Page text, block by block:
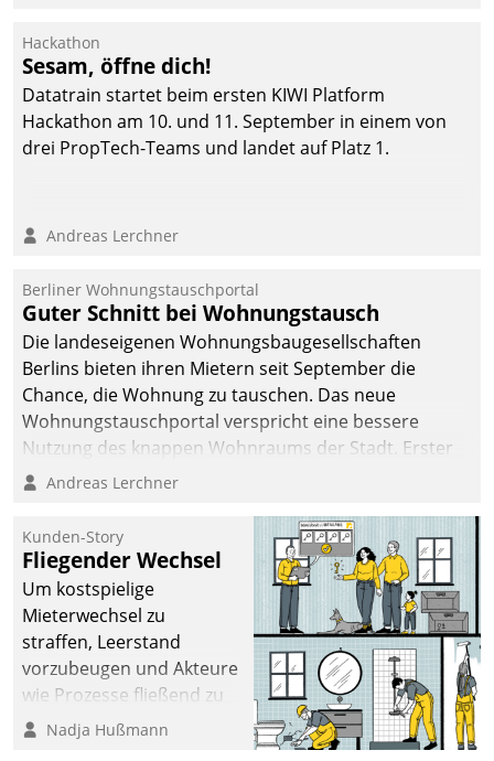
Hackathon
Sesam, öffne dich!
Datatrain startet beim ersten KIWI Platform
Hackathon am 10. und 11. September in einem von
drei PropTech-Teams und landet auf Platz 1.
Andreas Lerchner
Berliner Wohnungstauschportal
Guter Schnitt bei Wohnungstausch
Die landeseigenen Wohnungsbaugesellschaften
Berlins bieten ihren Mietern seit September die
Chance, die Wohnung zu tauschen. Das neue
Wohnungstauschportal verspricht eine bessere
Nutzung des knappen Wohnraums der Stadt. Erster
Anwendungsfall für Datatrains Lösung API-Hub mit
Unternehmen.
Andreas Lerchner
Kunden-Story
Fliegender Wechsel
Um kostspielige
Mieterwechsel zu
straffen, Leerstand
vorzubeugen und Akteure
wie Prozesse fließend zu
vernetzen, nutzt die
Nadja Hußmann